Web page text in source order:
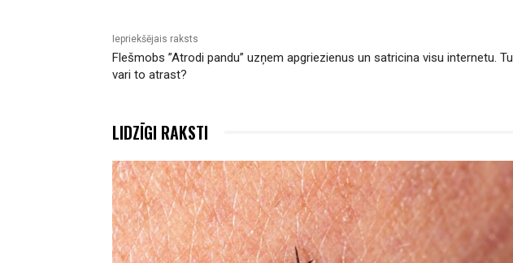
Iepriekšējais raksts
Flešmobs ”Atrodi pandu” uzņem apgriezienus un satricina visu internetu. Tu
vari to atrast?
LIDZĪGI RAKSTI